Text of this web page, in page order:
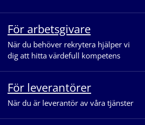
För arbetsgivare
När du behöver rekrytera hjälper vi
dig att hitta värdefull kompetens
För leverantörer
När du är leverantör av våra tjänster